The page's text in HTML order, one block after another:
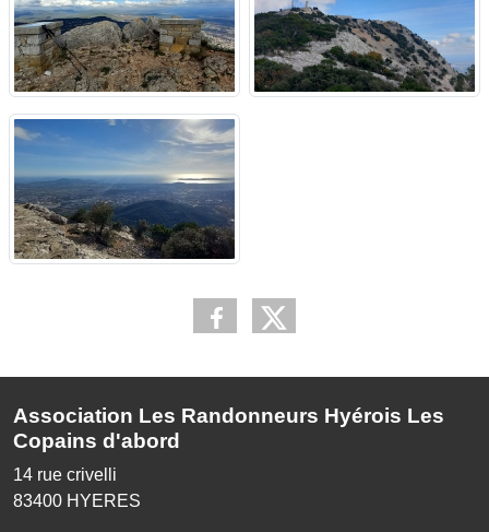
Association Les Randonneurs Hyérois Les
Copains d'abord
14 rue crivelli
83400 HYERES